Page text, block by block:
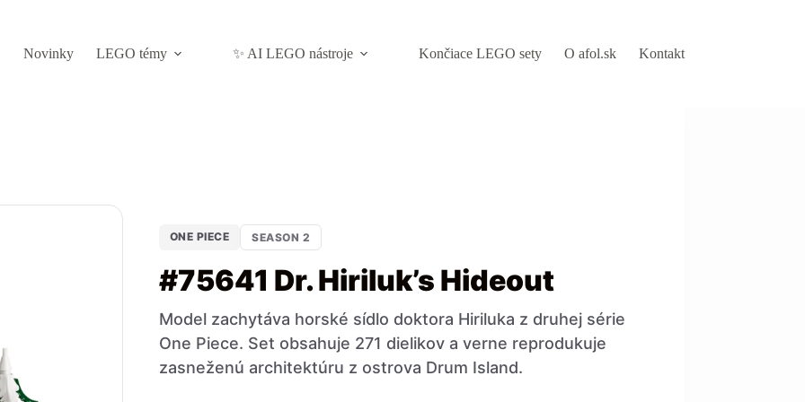
Novinky
LEGO témy ✨ AI LEGO nástroje Končiace LEGO sety O afol.sk Kontakt
ONE PIECE SEASON 2
#75641 Dr. Hiriluk’s Hideout
Model zachytáva horské sídlo doktora Hiriluka z druhej série
One Piece. Set obsahuje 271 dielikov a verne reprodukuje
zasneženú architektúru z ostrova Drum Island.